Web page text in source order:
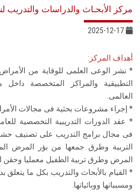
مركز الأبحـاث والدراسات والتدريب
أهداف المركز:
* نشر الوعى العلمى للوقاية من
التطبيقية والمراكز المتخصصة
العالمى.
* إجراء مشروعات بحثية فى مجالات
* عقد الدورات التدريبية التخصصية
فى مجال برامج التدريب على تصنيف
التربية وطرق جمعها من بؤر المرض
المرض وطرق تربية الطفيل معمليا وحقن
* القيام بالأبحاث والتدريب بكل ما يتعلق
ومسبباتها ووبائياتها.